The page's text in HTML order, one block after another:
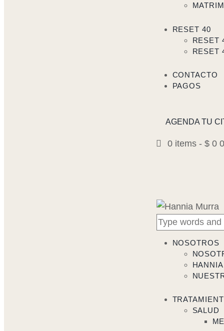
RESET 40
RESET
RESET
CONTACTO
PAGOS
AGENDA TU
0 items - $ 0 0
NOSOTROS
SALUD